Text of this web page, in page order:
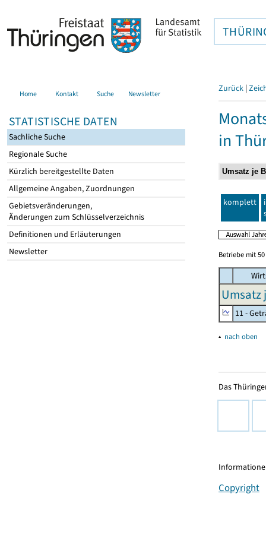
Home Kontakt Suche Newsletter
STATISTISCHE DATEN
Sachliche Suche
Regionale Suche
Kürzlich bereitgestellte Daten
Allgemeine Angaben, Zuordnungen
Gebietsveränderungen,
Änderungen zum Schlüsselverzeichnis
Definitionen und Erläuterungen
Newsletter
Zurück |
in
komplett
Betriebe mit
Umsatz
11 -
▴ nach oben
Das
Copyright